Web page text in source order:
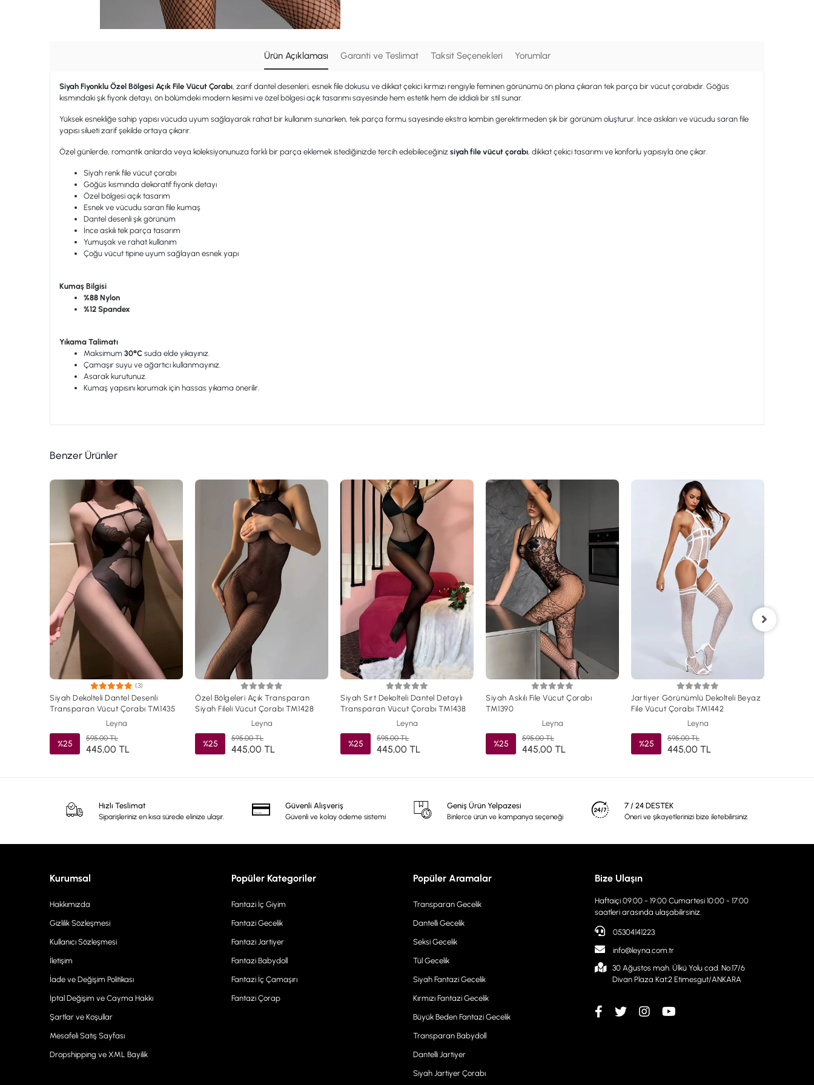
Ürün Açıklaması Garanti ve Teslimat Taksit Seçenekleri Yorumlar
Siyah Fiyonklu Özel Bölgesi Açık File Vücut Çorabı, zarif dantel desenleri, esnek file dokusu ve dikkat çekici kırmızı rengiyle feminen görünümü ön plana çıkaran tek parça bir vücut çorabıdır. Göğüs
kısmındaki şık fiyonk detayı, ön bölümdeki modern kesimi ve özel bölgesi açık tasarımı sayesinde hem estetik hem de iddialı bir stil sunar.
Yüksek esnekliğe sahip yapısı vücuda uyum sağlayarak rahat bir kullanım sunarken, tek parça formu sayesinde ekstra kombin gerektirmeden şık bir görünüm oluşturur. İnce askıları ve vücudu saran file
yapısı silueti zarif şekilde ortaya çıkarır.
Özel günlerde, romantik anlarda veya koleksiyonunuza farklı bir parça eklemek istediğinizde tercih edebileceğiniz siyah file vücut çorabı, dikkat çekici tasarımı ve konforlu yapısıyla öne çıkar.
Siyah renk file vücut çorabı
Göğüs kısmında dekoratif fiyonk detayı
Özel bölgesi açık tasarım
Esnek ve vücudu saran file kumaş
Dantel desenli şık görünüm
İnce askılı tek parça tasarım
Yumuşak ve rahat kullanım
Çoğu vücut tipine uyum sağlayan esnek yapı
Kumaş Bilgisi
%88 Nylon
%12 Spandex
Yıkama Talimatı
Maksimum 30°C suda elde yıkayınız.
Çamaşır suyu ve ağartıcı kullanmayınız.
Asarak kurutunuz.
Kumaş yapısını korumak için hassas yıkama önerilir.
Benzer Ürünler
(3)
Siyah Dekolteli Dantel Desenli
Transparan Vücut Çorabı TM1435
Leyna
%25
595,00 TL
445,00 TL
Özel Bölgeleri Açık Transparan
Siyah Fileli Vücut Çorabı TM1428
Leyna
%25
595,00 TL
445,00 TL
Siyah Sırt Dekolteli Dantel Detaylı
Transparan Vücut Çorabı TM1438
Leyna
%25
595,00 TL
445,00 TL
Siyah Askılı File Vücut Çorabı
TM1390
Leyna
%25
595,00 TL
445,00 TL
Jartiyer Görünümlü Dekolteli Beyaz
File Vücut Çorabı TM1442
Leyna
%25
595,00 TL
445,00 TL
Hızlı Teslimat
Siparişleriniz en kısa sürede elinize ulaşır.
Güvenli Alışveriş
Güvenli ve kolay ödeme sistemi
Geniş Ürün Yelpazesi
Binlerce ürün ve kampanya seçeneği
7 / 24 DESTEK
Öneri ve şikayetlerinizi bize iletebilirsiniz.
Kurumsal
Hakkımızda
Gizlilik Sözleşmesi
Kullanıcı Sözleşmesi
İletişim
İade ve Değişim Politikası
İptal Değişim ve Cayma Hakkı
Şartlar ve Koşullar
Mesafeli Satış Sayfası
Dropshipping ve XML Bayilik
Popüler Kategoriler
Fantazi İç Giyim
Fantazi Gecelik
Fantazi Jartiyer
Fantazi Babydoll
Fantazi İç Çamaşırı
Fantazi Çorap
Popüler Aramalar
Transparan Gecelik
Dantelli Gecelik
Seksi Gecelik
Tül Gecelik
Siyah Fantazi Gecelik
Kırmızı Fantazi Gecelik
Büyük Beden Fantazi Gecelik
Transparan Babydoll
Dantelli Jartiyer
Siyah Jartiyer Çorabı
Bize Ulaşın
Haftaiçi 09:00 - 19:00 Cumartesi 10:00 - 17:00
saatleri arasında ulaşabilirsiniz.
05304141223
info@leyna.com.tr
30 Ağustos mah. Ülkü Yolu cad. No:17/6
Divan Plaza Kat:2 Etimesgut/ANKARA